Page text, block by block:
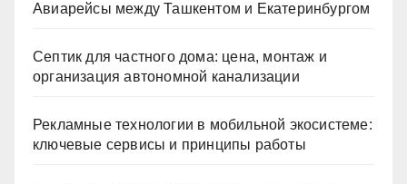
Авиарейсы между Ташкентом и Екатеринбургом
Септик для частного дома: цена, монтаж и
организация автономной канализации
Рекламные технологии в мобильной экосистеме:
ключевые сервисы и принципы работы